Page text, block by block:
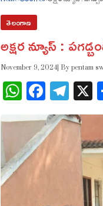
తెలంగాణ
అక్షర న్యూస్ :
November 9, 2024| By pentam
WhatsApp